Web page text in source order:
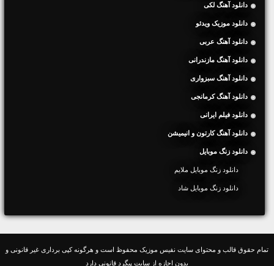
دانلود آهنگ لکی
دانلود موزیک ویدئو
دانلود آهنگ عربی
دانلود آهنگ مازندرانی
دانلود آهنگ سبزواری
دانلود آهنگ کرمانجی
دانلود فیلم ایرانی
دانلود آهنگ کارتون و انیمیشن
دانلود زنگ موبایل
دانلود زنگ موبایل ملایم
دانلود زنگ موبایل شاد
تمام حقوق قالب و محتوای سایت نفیس موزیک محفوظ است و هرگونه کپی برداری غیر قانونی و
بدون اجازه از سایت پیگرد قانونی دارد